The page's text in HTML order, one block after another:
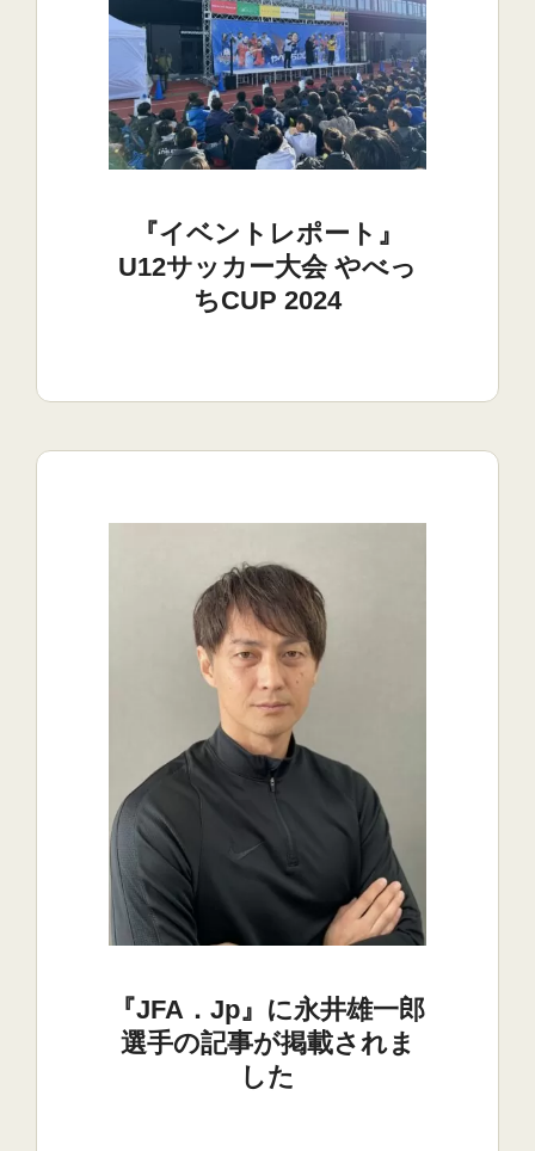
『イベントレポート』
U12サッカー大会 やべっ
ちCUP 2024
『JFA．jp』に永井雄一郎
選手の記事が掲載されま
した